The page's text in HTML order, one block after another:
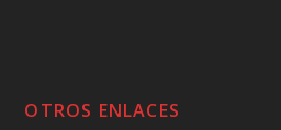
OTROS ENLACES